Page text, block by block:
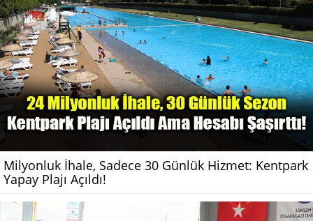
Milyonluk İhale, Sadece 30 Günlük Hizmet: Kentpark
Yapay Plajı Açıldı!